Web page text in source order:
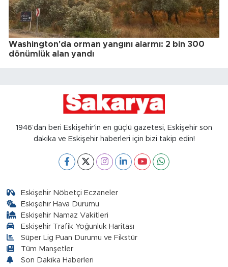
Washington'da orman yangını alarmı: 2 bin 300
dönümlük alan yandı
1946’dan beri Eskişehir’in en güçlü gazetesi, Eskişehir son
dakika ve Eskişehir haberleri için bizi takip edin!
Eskişehir Nöbetçi Eczaneler
Eskişehir Hava Durumu
Eskişehir Namaz Vakitleri
Eskişehir Trafik Yoğunluk Haritası
Süper Lig Puan Durumu ve Fikstür
Tüm Manşetler
Son Dakika Haberleri